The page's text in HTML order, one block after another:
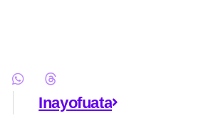
Inayofuata